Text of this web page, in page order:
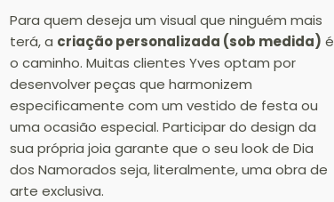
Para quem deseja um visual que ninguém mais
terá, a criação personalizada (sob medida) é
o caminho. Muitas clientes Yves optam por
desenvolver peças que harmonizem
especificamente com um vestido de festa ou
uma ocasião especial. Participar do design da
sua própria joia garante que o seu look de Dia
dos Namorados seja, literalmente, uma obra de
arte exclusiva.